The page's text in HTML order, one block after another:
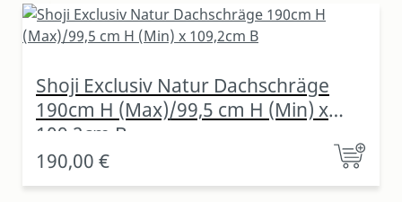
Shoji Exclusiv Natur Dachschräge
190cm H (Max)/99,5 cm H (Min) x
109,2cm B
190,00 €